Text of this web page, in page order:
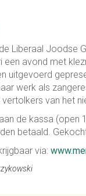
Liberaal Joodse
avond met
uitgevoerd
werk als
van het
de kassa (open
betaald.
via: